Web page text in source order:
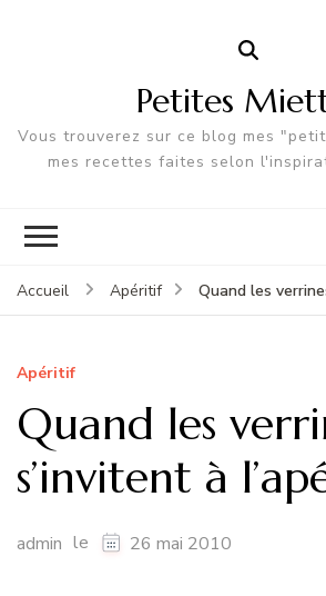
Petites
Vous trouverez sur ce blog mes
mes recettes faites selon
Accueil Apéritif Quand les
Apéritif
Quand les
s’invitent à
admin le 26 mai 2010